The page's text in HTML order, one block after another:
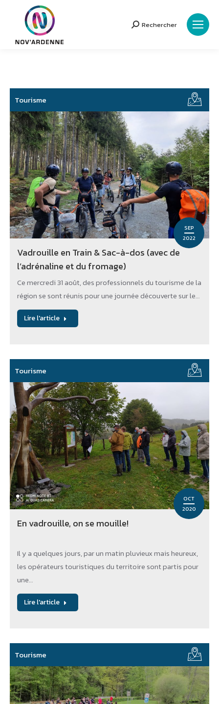
Search:
Rechercher
SEP
2022
Tourisme
Vadrouille en Train & Sac-à-dos (avec de
l’adrénaline et du fromage)
Ce mercredi 31 août, des professionnels du tourisme de la
région se sont réunis pour une journée découverte sur le…
Lire l'article
OCT
2020
Tourisme
En vadrouille, on se mouille!
Il y a quelques jours, par un matin pluvieux mais heureux,
les opérateurs touristiques du territoire sont partis pour
une…
Lire l'article
Tourisme